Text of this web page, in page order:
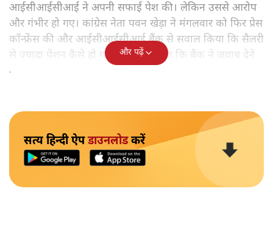
आईसीआईसीआई ने अपनी सफाई पेश की। लेकिन उससे आरोप
और गंभीर हो गए। कांग्रेस नेता पवन खेड़ा ने मंगलवार को फिर प्रेस
कॉन्फ्रेंस की और आईसीआईसीआई बैंक से सवाल किया कि सैलरी
से ज्यादा पेंशन कैसे हो गई। कांग्रेस ने कहा कि बैंक ने जवाब देने
की बजाय चिंताओं को बढ़ा दिया है।
और पढ़ें
सत्य हिन्दी ऐपडाउनलोडकरें